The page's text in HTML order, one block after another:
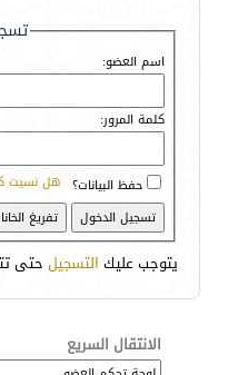
اسم العضو:
كلمة المرور:
هل نسيت حفظ البيانات؟
يتوجب عليك التسجيل حتى
الانتقال السريع